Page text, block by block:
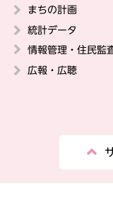
まちの計画
統計データ
情報管理・住民監
広報・広聴